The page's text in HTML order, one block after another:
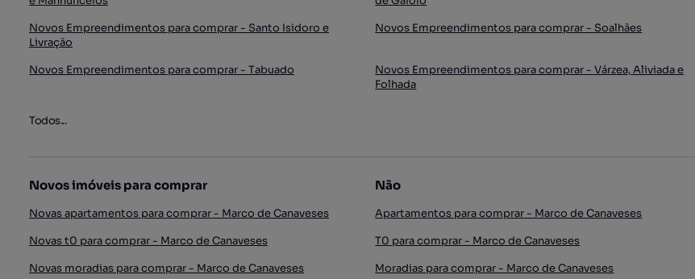
Novos Empreendimentos para comprar - Santo Isidoro e
Livração
Novos Empreendimentos para comprar - Soalhães
Novos Empreendimentos para comprar - Tabuado
Novos Empreendimentos para comprar - Várzea, Aliviada e
Folhada
Todos...
Novos imóveis para comprar
Novas apartamentos para comprar - Marco de Canaveses
Novas t0 para comprar - Marco de Canaveses
Novas moradias para comprar - Marco de Canaveses
Não
Apartamentos para comprar - Marco de Canaveses
T0 para comprar - Marco de Canaveses
Moradias para comprar - Marco de Canaveses